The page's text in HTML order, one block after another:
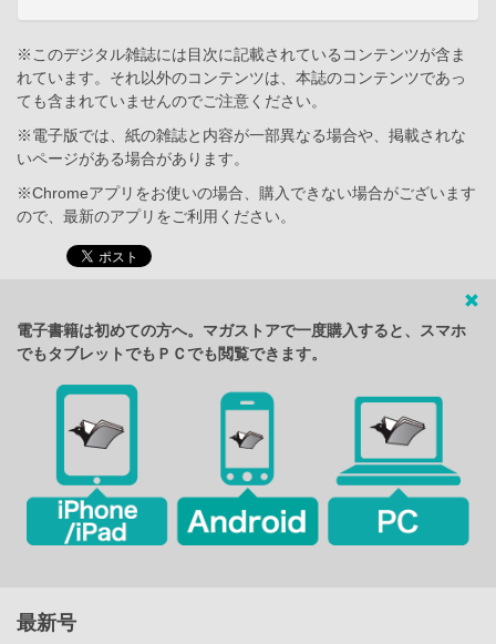
※このデジタル雑誌には目次に記載されているコンテンツが含ま
れています。それ以外のコンテンツは、本誌のコンテンツであっ
ても含まれていませんのでご注意ください。
※電子版では、紙の雑誌と内容が一部異なる場合や、掲載されな
いページがある場合があります。
※Chromeアプリをお使いの場合、購入できない場合がございます
ので、最新のアプリをご利用ください。
電子書籍は初めての方へ。マガストアで一度購入すると、スマホ
でもタブレットでもＰＣでも閲覧できます。
最新号